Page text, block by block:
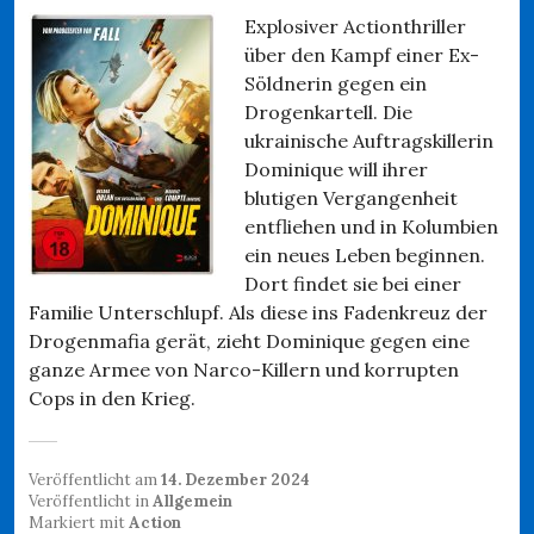
Explosiver Actionthriller
über den Kampf einer Ex-
Söldnerin gegen ein
Drogenkartell. Die
ukrainische Auftragskillerin
Dominique will ihrer
blutigen Vergangenheit
entfliehen und in Kolumbien
ein neues Leben beginnen.
Dort findet sie bei einer
Familie Unterschlupf. Als diese ins Fadenkreuz der
Drogenmafia gerät, zieht Dominique gegen eine
ganze Armee von Narco-Killern und korrupten
Cops in den Krieg.
Veröffentlicht am14. Dezember 2024
Veröffentlicht inAllgemein
Markiert mitAction